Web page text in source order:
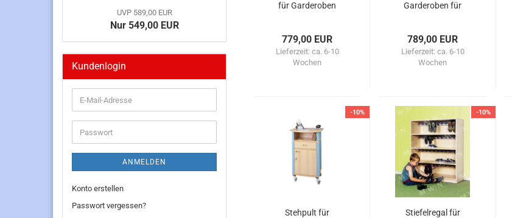
für Garderoben
779,00 EUR
Lieferzeit: ca. 6-10
Wochen
Garderoben für
789,00 EUR
Lieferzeit: ca. 6-10
Wochen
-10%
Stehpult für
-10%
Stiefelregal für
UVP 589,00 EUR
Nur 549,00 EUR
Kundenlogin
E-
Mail-
Adresse
Passwort
ANMELDEN
Konto erstellen
Passwort vergessen?